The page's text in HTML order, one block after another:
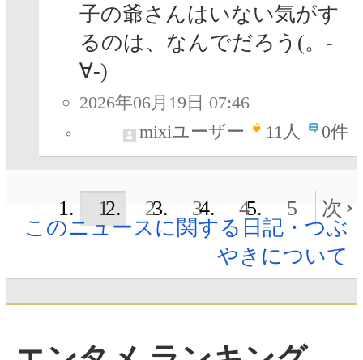
子の爺さんはいない気がす
るのは、なんでだろう(。-
∀-)
2026年06月19日 07:46
mixiユーザー
11人 0件
1 2 3 4 5
次
このニュースに関する日記・つぶ
やきについて